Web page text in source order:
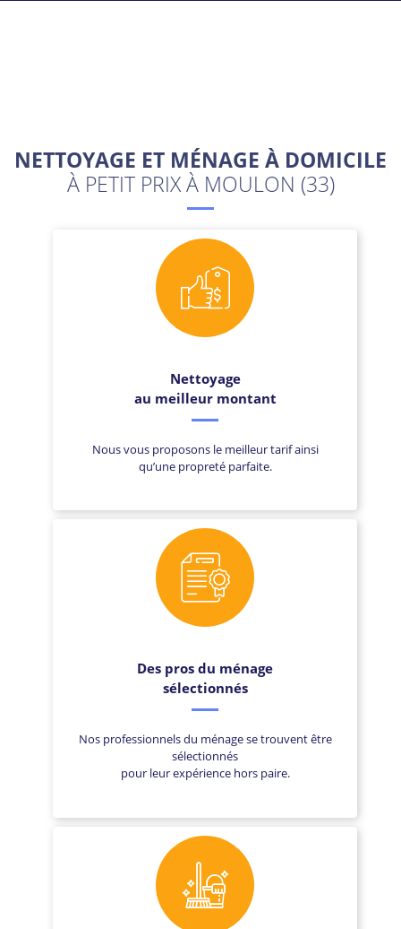
NETTOYAGE ET MÉNAGE À DOMICILE
À PETIT PRIX À MOULON (33)
Nettoyage
au meilleur montant
Nous vous proposons le meilleur tarif ainsi
qu’une propreté parfaite.
Des pros du ménage
sélectionnés
Nos professionnels du ménage se trouvent être
sélectionnés
pour leur expérience hors paire.